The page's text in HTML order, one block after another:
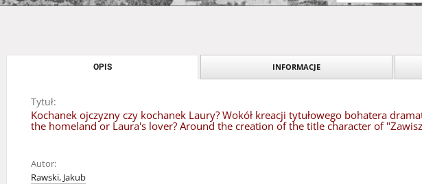
OPIS INFORMACJE
Tytuł:
Kochanek ojczyzny czy kochanek Laury? Wokół kreacji tytułowego bohatera
the homeland or Laura's lover? Around the creation of the title character of
Autor:
Rawski, Jakub